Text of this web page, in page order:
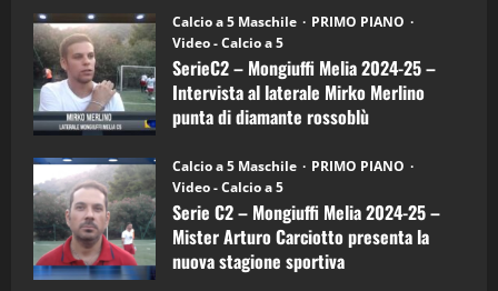
6)
–
Intervista
a
mister
Arturo
Carciotto
(Mongiuffi
Calcio a 5 Maschile
PRIMO PIANO
Video - Calcio a 5
SerieC2 – Mongiuffi Melia 2024-25 –
Intervista al laterale Mirko Merlino
punta di diamante rossoblù
Calcio a 5 Maschile
PRIMO PIANO
Video - Calcio a 5
Serie C2 – Mongiuffi Melia 2024-25 –
Mister Arturo Carciotto presenta la
nuova stagione sportiva
4
“SportEmpire” in Podcast: 27^ Puntata
(Martedi 14 Aprile 2026)
15/04/2026
5
“SportEmpire” in Podcast: 26^ Puntata
(Martedi 07 Aprile 2026)
08/04/2026